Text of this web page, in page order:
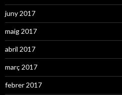
juny 2017
maig 2017
abril 2017
març 2017
febrer 2017